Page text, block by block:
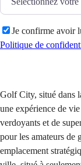
Je confirme avoir
Politique de
Golf City, situé dans
une expérience de
verdoyants et de
pour les amateurs de
emplacement